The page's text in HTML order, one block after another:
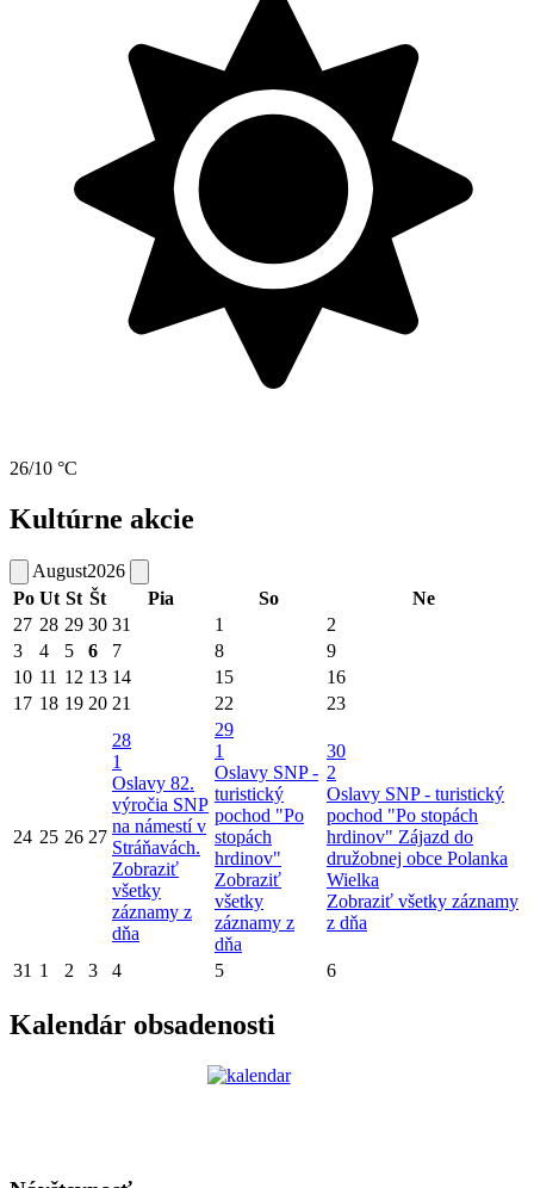
26/10 °C
Kultúrne akcie
August2026
Po Ut St Št Pia So
Ne
27 28 29 30 31 1
2
3
4 5 6 7 8
9
10 11 12 13 14 15
16
17 18 19 20 21 22 23
24 25 26 27
28
1
Oslavy 82.
výročia SNP
na námestí v
Stráňavách.
Zobraziť
všetky
záznamy z
dňa
29
1
Oslavy SNP -
turistický
pochod "Po
stopách
hrdinov"
Zobraziť
všetky
záznamy z
dňa
30
2
Oslavy SNP - turistický
pochod "Po stopách
hrdinov" Zájazd do
družobnej obce Polanka
Wielka
Zobraziť všetky záznamy
z dňa
31 1 2 3 4 5 6
Kalendár obsadenosti